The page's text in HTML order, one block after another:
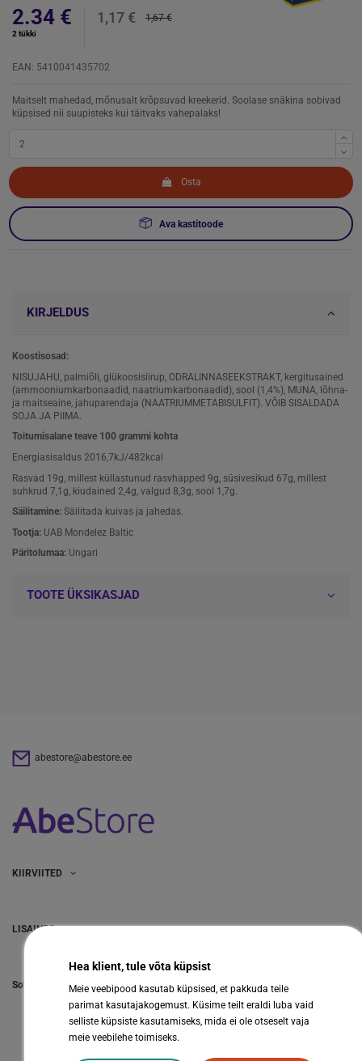
2.34 €
2 tükki
1,17 € 1,67 €
EAN: 5410041435702
Maitselt mahedad, mõnusalt krõpsuvad kreekerid. Soolase snäkina sobivad
küpsised nii suupisteks kui täitvaks vahepalaks!
Osta
Ava kastitoode
KIRJELDUS
Koostisosad:
NISUJAHU, palmiõli, glükoosisiirup, ODRALINNASEEKSTRAKT, kergitusained
(ammooniumkarbonaadid, naatriumkarbonaadid), sool (1,4%), MUNA, lõhna-
ja maitseaine, jahuparendaja (NAATRIUMMETABISULFIT). VÕIB SISALDADA
SOJA JA PIIMA.
Toitumisalane teave 100 grammi kohta
Energiasisaldus 2016,7kJ/482kcal
Rasvad 19g, millest küllastunud rasvhapped 9g, süsivesikud 67g, millest
suhkrud 7,1g, kiudained 2,4g, valgud 8,3g, sool 1,7g.
Säilitamine: Säilitada kuivas ja jahedas.
Tootja: UAB Mondelez Baltic
Päritolumaa: Ungari
TOOTE ÜKSIKASJAD
abestore@abestore.ee
KIIRVIITED
LISAINFO
Hea klient, tule võta küpsist
Meie veebipood kasutab küpsised, et pakkuda teile
parimat kasutajakogemust. Küsime teilt eraldi luba vaid
selliste küpsiste kasutamiseks, mida ei ole otseselt vaja
meie veebilehe toimiseks.
Sotsiaalmeedia